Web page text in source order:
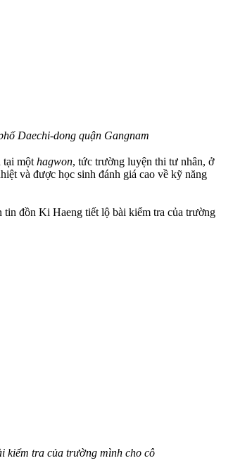
Daechi-dong quận Gangnam
tại một hagwon, tức trường luyện thi tư nhân, ở
và được học sinh đánh giá cao về kỹ năng
tin đồn Ki Haeng tiết lộ bài kiểm tra của trường
kiểm tra của trường mình cho cô